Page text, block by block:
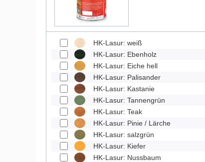
HK-Lasur: weiß
HK-Lasur: Ebenholz
HK-Lasur: Eiche hell
HK-Lasur: Palisander
HK-Lasur: Kastanie
HK-Lasur: Tannengrün
HK-Lasur: Teak
HK-Lasur: Pinie / Lärche
HK-Lasur: salzgrün
HK-Lasur: Kiefer
HK-Lasur: Nussbaum